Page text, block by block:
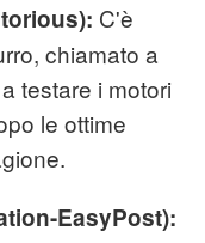
C'è
chiamato a
testare i motori
le ottime
EasyPost):